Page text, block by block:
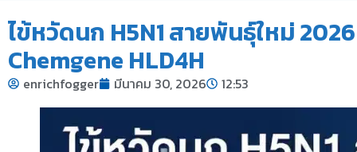
ไข้หวัดนก H5N1 สายพันธุ์ใหม่
Chemgene HLD4H
enrichfogger มีนาคม 30, 2026 12:53